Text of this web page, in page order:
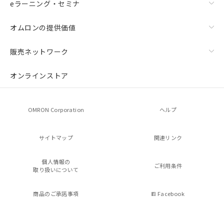
eラーニング・セミナ
オムロンの提供価値
販売ネットワーク
オンラインストア
OMRON Corporation ヘルプ
サイトマップ 関連リンク
個人情報の
取り扱いについて
ご利用条件
商品のご承諾事項 Facebook